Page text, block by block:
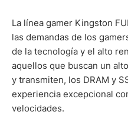
La línea gamer Kingston
las demandas de los
de la tecnología y el alto
aquellos que buscan un
y transmiten, los DRAM y
experiencia excepcional
velocidades.